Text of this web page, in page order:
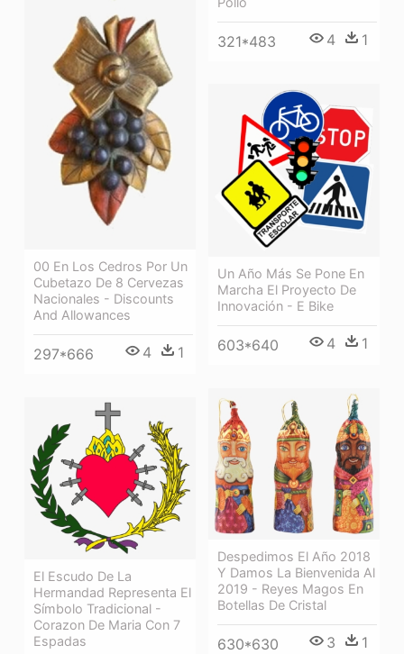
00 En Los Cedros Por Un
Cubetazo De 8 Cervezas
Nacionales - Discounts
And Allowances
297*666 4 1
321*483 4 1
Un Año Más Se Pone En
Marcha El Proyecto De
Innovación - E Bike
603*640 4 1
Despedimos El Año 2018
Y Damos La Bienvenida Al
2019 - Reyes Magos En
Botellas De Cristal
630*630 3 1
El Escudo De La
Hermandad Representa El
Símbolo Tradicional -
Corazon De Maria Con 7
Espadas